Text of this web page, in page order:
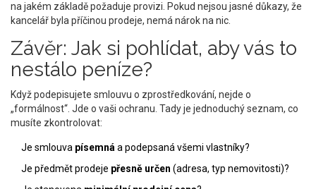
na jakém základě požaduje provizi. Pokud nejsou jasné důkazy, že
kancelář byla příčinou prodeje, nemá nárok na nic.
Závěr: Jak si pohlídat, aby vás to
nestálo peníze?
Když podepisujete smlouvu o zprostředkování, nejde o
„formálnost“. Jde o vaši ochranu. Tady je jednoduchý seznam, co
musíte zkontrolovat:
Je smlouva písemnáa podepsaná všemi vlastníky?
Je předmět prodeje přesně určen (adresa, typ nemovitosti)?